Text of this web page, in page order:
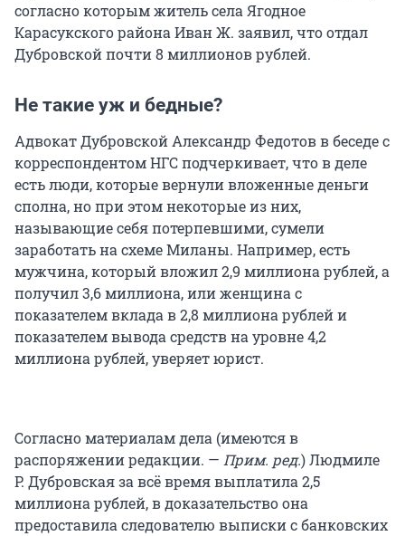
согласно которым житель села Ягодное
Карасукского района Иван Ж. заявил, что отдал
Дубровской почти 8 миллионов рублей.
Не такие уж и бедные?
Адвокат Дубровской Александр Федотов в беседе с
корреспондентом НГС подчеркивает, что в деле
есть люди, которые вернули вложенные деньги
сполна, но при этом некоторые из них,
называющие себя потерпевшими, сумели
заработать на схеме Миланы. Например, есть
мужчина, который вложил 2,9 миллиона рублей, а
получил 3,6 миллиона, или женщина с
показателем вклада в 2,8 миллиона рублей и
показателем вывода средств на уровне 4,2
миллиона рублей, уверяет юрист.
Согласно материалам дела (имеются в
распоряжении редакции. — Прим. ред.) Людмиле
Р. Дубровская за всё время выплатила 2,5
миллиона рублей, в доказательство она
предоставила следователю выписки с банковских